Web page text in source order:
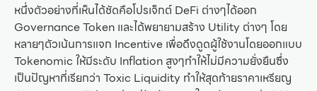
หนึ่งตัวอย่างที่เห็นได้ชัดคือโปรเจ็กต์ DeFi ต่างๆได้ออก
Governance Token และได้พยายามสร้าง Utility ต่างๆ โดย
หลายๆตัวเน้นการแจก Incentive เพื่อดึงดูดผู้ใช้งานโดยออกแบบ
Tokenomic ให้มีระดับ Inflation สูงๆทำให้ไม่มีความยั่งยืนซึ่ง
เป็นปัญหาที่เรียกว่า Toxic Liquidity ทำให้สุดท้ายราคาเหรียญ